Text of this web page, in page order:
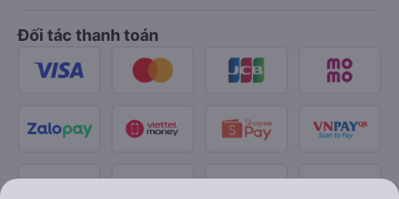
Đối tác thanh toán